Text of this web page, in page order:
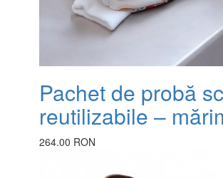
Pachet de probă
reutilizabile –
264.00 RON